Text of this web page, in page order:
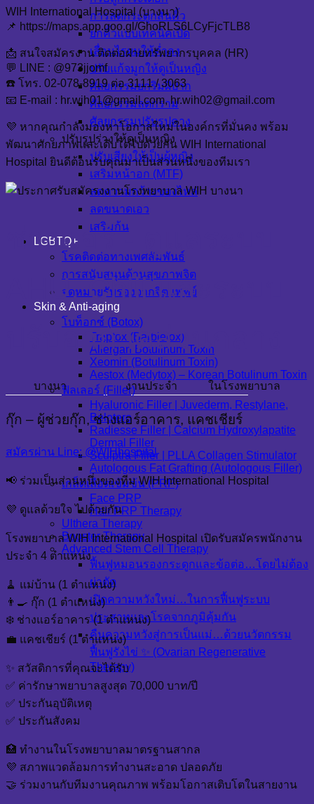
การลดกระดูกสันคิ้ว
ยกคิ้วแบบเทคนิคเปิด
เลื่อนไรผมให้ต่ำลง
ปรับแก้จมูกให้ดูเป็นหญิง
ศัลยกรรมยกริมฝีปาก
ศัลยกรรมลดกราม
ศัลยกรรมปรับรูปคาง
ปรับรูปร่างให้ดูเป็นหญิง
ปรับเสียงให้เป็นผู้หญิง
เสริมหน้าอก (MTF)
ลดความกว้างของไหล่
ลดขนาดเอว
เสริมก้น
LGBTQ+
โรคติดต่อทางเพศสัมพันธ์
การสนับสนุนด้านสุขภาพจิต
จดหมายรับรองจากจิตแพทย์
Skin & Anti-aging
โบท็อกซ์ (Botox)
Traptox (Barbietox)
Allergan Botulinum Toxin
Xeomin (Botulinum Toxin)
Aestox (Medytox) – Korean Botulinum Toxin
ฟิลเลอร์ (Filler)
Hyaluronic Filler | Juvederm, Restylane,
Belotero
Radiesse Filler | Calcium Hydroxylapatite
Dermal Filler
Sculptra Filler | PLLA Collagen Stimulator
Autologous Fat Grafting (Autologous Filler)
เกล็ดเลือดเข้มข้น (PRP)
Face PRP
Hair PRP Therapy
Ulthera Therapy
Booster Therapy
Advanced Stem Cell Therapy
ฟื้นฟูหมอนรองกระดูกและข้อต่อ…โดยไม่ต้อง
ผ่าตัด
เปิดความหวังใหม่…ในการฟื้นฟูระบบ
ประสาทและโรคจากภูมิคุ้มกัน
คืนความหวังสู่การเป็นแม่…ด้วยนวัตกรรม
ฟื้นฟูรังไข่ ✨ (Ovarian Regenerative
Therapy)
WIH International Hospital (บางนา)
📌 https://maps.app.goo.gl/GhoRLS6LCyFjcTLB8
📩 สนใจสมัครงาน ติดต่อฝ่ายทรัพยากรบุคคล (HR)
💬 LINE : @973jjomf
☎️ โทร. 02-078-8919 ต่อ 3111 / 3063
📧 E-mail : hr.wih01@gmail.com, hr.wih02@gmail.com
💜 หากคุณกำลังมองหาโอกาสใหม่ในองค์กรที่มั่นคง พร้อม
พัฒนาศักยภาพและเติบโตไปด้วยกัน WIH International
Hospital ยินดีต้อนรับคุณมาเป็นส่วนหนึ่งของทีมเรา
ช่างแอร์ - ดูแลระบบ
AHU, Chill และระบบ
ปรับอากาศส่วนกลาง
บางนา งานประจำ ในโรงพยาบาล
กุ๊ก – ผู้ช่วยกุ๊ก, ช่างแอร์อาคาร, แคชเชียร์
สมัครผ่าน Line: @WIHhospital
📢 ร่วมเป็นส่วนหนึ่งของทีม WIH International Hospital
💜 ดูแลด้วยใจ ไปด้วยกัน
โรงพยาบาล WIH International Hospital เปิดรับสมัครพนักงาน
ประจำ 4 ตำแหน่ง
🧹 แม่บ้าน (1 ตำแหน่ง)
👨‍🍳 กุ๊ก (1 ตำแหน่ง)
❄️ ช่างแอร์อาคาร (1 ตำแหน่ง)
💼 แคชเชียร์ (1 ตำแหน่ง)
✨ สวัสดิการที่คุณจะได้รับ
✅ ค่ารักษาพยาบาลสูงสุด 70,000 บาท/ปี
✅ ประกันอุบัติเหตุ
✅ ประกันสังคม
🏥 ทำงานในโรงพยาบาลมาตรฐานสากล
💜 สภาพแวดล้อมการทำงานสะอาด ปลอดภัย
🤝 ร่วมงานกับทีมงานคุณภาพ พร้อมโอกาสเติบโตในสายงาน